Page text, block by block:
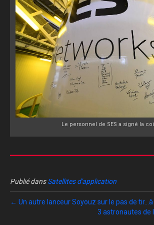
Le personnel de SES a signé la
Publié dansSatellites d'application
← Un autre lanceur Soyouz sur le pas de tir…à
3 astronautes de